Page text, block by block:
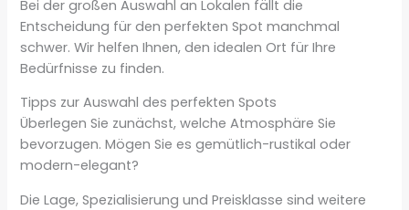
Bei der großen Auswahl an Lokalen fällt die
Entscheidung für den perfekten Spot manchmal
schwer. Wir helfen Ihnen, den idealen Ort für Ihre
Bedürfnisse zu finden.
Tipps zur Auswahl des perfekten Spots
Überlegen Sie zunächst, welche Atmosphäre Sie
bevorzugen. Mögen Sie es gemütlich-rustikal oder
modern-elegant?
Die Lage, Spezialisierung und Preisklasse sind weitere